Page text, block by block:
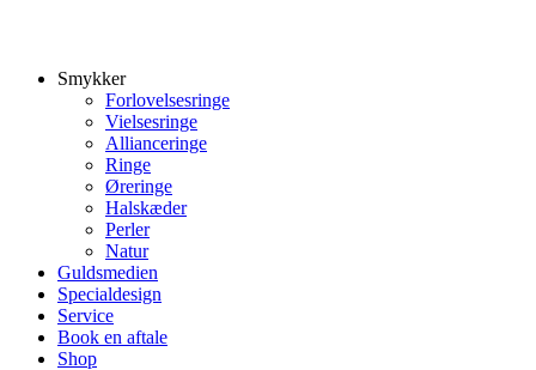
Smykker
Forlovelsesringe
Vielsesringe
Allianceringe
Ringe
Øreringe
Halskæder
Perler
Natur
Guldsmedien
Specialdesign
Service
Book en aftale
Shop